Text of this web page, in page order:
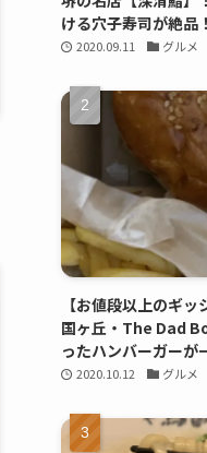
ける穴子寿司が絶品！
2020.09.11 グルメ
【お値段以上のギ
国ヶ丘・The Dad
ったハンバーガーが
2020.10.12 グルメ